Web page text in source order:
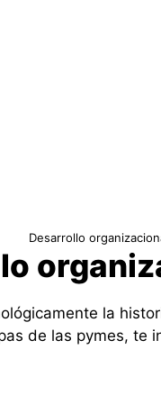
Desarrollo
la
de las pymes, te